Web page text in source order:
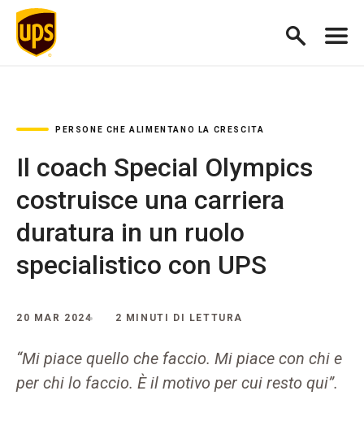
PERSONE CHE ALIMENTANO LA CRESCITA
Il coach Special Olympics
costruisce una carriera
duratura in un ruolo
specialistico con UPS
20 MAR 2024 2 MINUTI DI LETTURA
“Mi piace quello che faccio. Mi piace con chi e
per chi lo faccio. È il motivo per cui resto qui”.